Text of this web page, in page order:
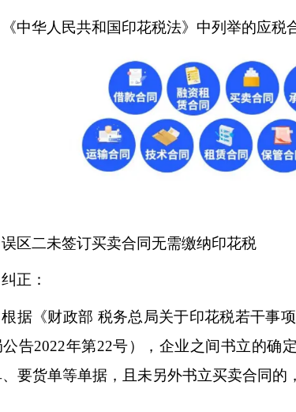
《中华人民共和国印花税法》中列举的应税
误区二未签订买卖合同无需缴纳印花税
纠正：
根据《财政部 税务总局关于印花税若干事
告2022年第22号），企业之间书立的确
要货单等单据，且未另外书立买卖合同的